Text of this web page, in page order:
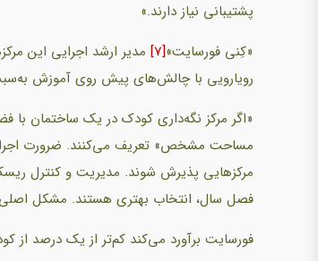
پشتیبانی نیاز دارند.»
«کِنی فورسایت»[7] مدیر ارشد اجرایی این
رویارویی با چالش‌های پیش روی آموزش به‌سبب همه‌گیری
«اگر مرکز نگه‌داری کودک در یک ساختمان با
مساحت مشخص» تعریف می‌کنند. ضرورت
مرکزهایی پذیرش شوند. مدیریت و کنترل
فصل سال، انتخاب بهتری هستند. مشکل
فورسایت برآورد می‌کند کم‌تر از یک درصد از